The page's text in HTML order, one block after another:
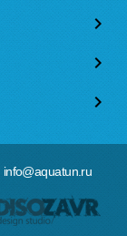
keyboard_arrow_right
keyboard_arrow_right
keyboard_arrow_right
info@aquatun.ru